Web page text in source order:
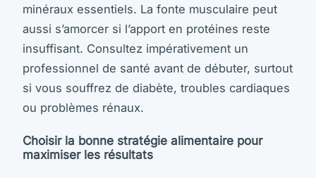
minéraux essentiels. La fonte musculaire peut
aussi s’amorcer si l’apport en protéines reste
insuffisant. Consultez impérativement un
professionnel de santé avant de débuter, surtout
si vous souffrez de diabète, troubles cardiaques
ou problèmes rénaux.
Choisir la bonne stratégie alimentaire pour
maximiser les résultats